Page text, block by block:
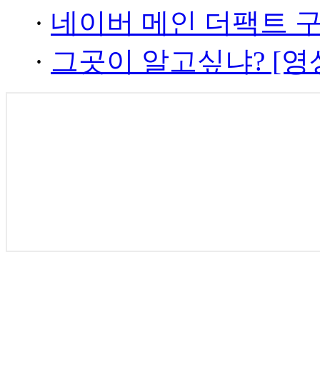
· 네이버 메인 더팩트
· 그곳이 알고싶냐? [